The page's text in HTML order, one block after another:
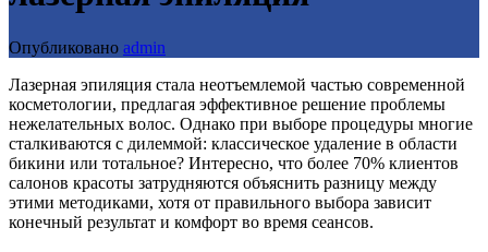
Опубликовано admin
Лазерная эпиляция стала неотъемлемой частью современной
косметологии, предлагая эффективное решение проблемы
нежелательных волос. Однако при выборе процедуры многие
сталкиваются с дилеммой: классическое удаление в области
бикини или тотальное? Интересно, что более 70% клиентов
салонов красоты затрудняются объяснить разницу между
этими методиками, хотя от правильного выбора зависит
конечный результат и комфорт во время сеансов.